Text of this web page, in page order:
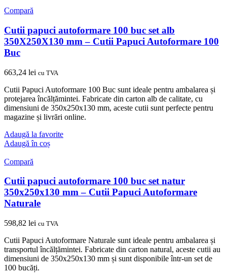
Compară
Cutii papuci autoformare 100 buc set alb
350X250X130 mm – Cutii Papuci Autoformare 100
Buc
663,24 lei cu TVA
Cutii Papuci Autoformare 100 Buc sunt ideale pentru ambalarea și
protejarea încălțămintei. Fabricate din carton alb de calitate, cu
dimensiuni de 350x250x130 mm, aceste cutii sunt perfecte pentru
magazine și livrări online.
Adaugă la favorite
Adaugă în coș
Compară
Cutii papuci autoformare 100 buc set natur
350x250x130 mm – Cutii Papuci Autoformare
Naturale
598,82 lei cu TVA
Cutii Papuci Autoformare Naturale sunt ideale pentru ambalarea și
transportul încălțămintei. Fabricate din carton natural, aceste cutii au
dimensiuni de 350x250x130 mm și sunt disponibile într-un set de
100 bucăți.